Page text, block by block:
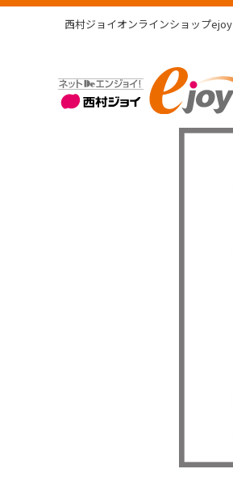
西村ジョイオンラインショップejoy